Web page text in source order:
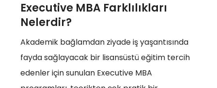
Executive MBA Farklılıkları
Nelerdir?
Akademik bağlamdan ziyade iş yaşantısında
fayda sağlayacak bir lisansüstü eğitim tercih
edenler için sunulan Executive MBA